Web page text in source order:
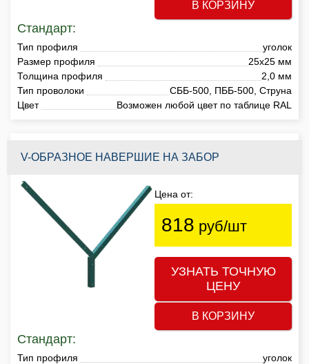
В КОРЗИНУ
Стандарт:
Тип профиля
уголок
Размер профиля
25х25 мм
Толщина профиля
2,0 мм
Тип проволоки
СББ-500, ПББ-500, Струна
Цвет
Возможен любой цвет по таблице RAL
V-ОБРАЗНОЕ НАВЕРШИЕ НА ЗАБОР
Цена от:
818 руб/шт
УЗНАТЬ ТОЧНУЮ
ЦЕНУ
В КОРЗИНУ
Стандарт:
Тип профиля
уголок